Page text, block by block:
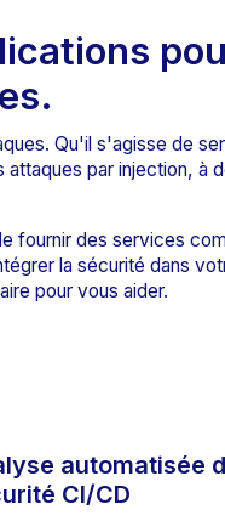
Qu'il s'agisse de
par injection, à
fournir des services
la sécurité dans
pour vous aider.
automatisée
CI/CD